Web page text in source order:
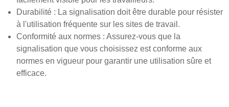
Durabilité : La signalisation doit être durable pour résister
à l'utilisation fréquente sur les sites de travail.
Conformité aux normes : Assurez-vous que la
signalisation que vous choisissez est conforme aux
normes en vigueur pour garantir une utilisation sûre et
efficace.